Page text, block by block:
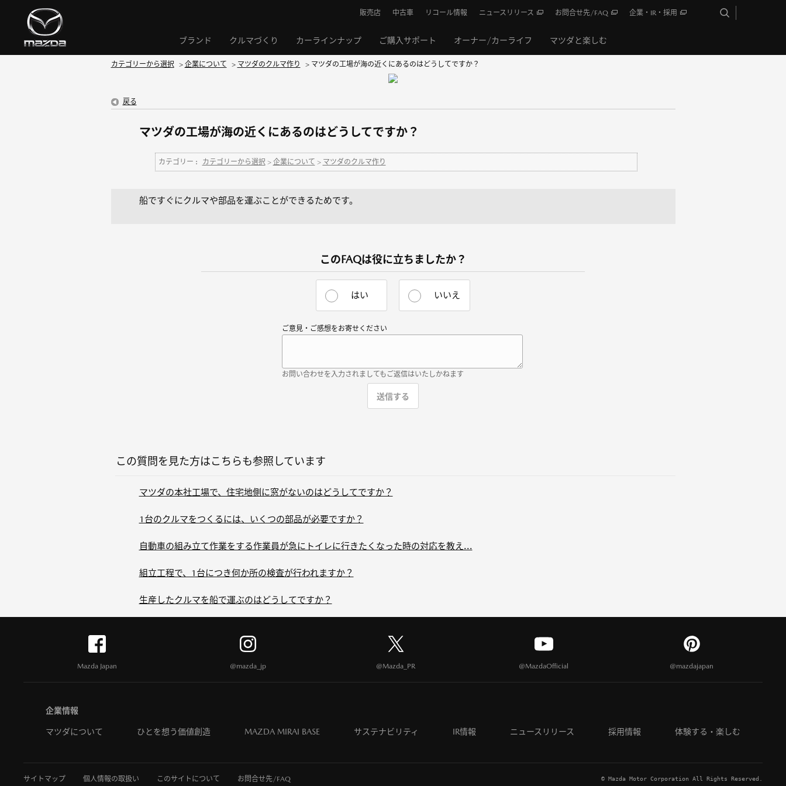
ブランド クルマづくり カーラインナップ ご購入サポート オーナー/カーライフ マツダと楽しむ
販売店 中古車 リコール情報 ニュースリリース お問合せ先/FAQ 企業・IR・採用
カテゴリーから選択 > 企業について > マツダのクルマ作り > マツダの工場が海の近くにあるのはどうしてですか？
戻る
マツダの工場が海の近くにあるのはどうしてですか？
カテゴリー : カテゴリーから選択 > 企業について > マツダのクルマ作り
船ですぐにクルマや部品を運ぶことができるためです。
このFAQは役に立ちましたか？
はい いいえ
ご意見・ご感想をお寄せください
お問い合わせを入力されましてもご返信はいたしかねます
この質問を見た方はこちらも参照しています
マツダの本社工場で、住宅地側に窓がないのはどうしてですか？
1台のクルマをつくるには、いくつの部品が必要ですか？
自動車の組み立て作業をする作業員が急にトイレに行きたくなった時の対応を教え...
組立工程で、1台につき何か所の検査が行われますか？
生産したクルマを船で運ぶのはどうしてですか？
Mazda Japan @mazda_jp @Mazda_PR @MazdaOfficial @mazdajapan
企業情報
マツダについて ひとを想う価値創造 MAZDA MIRAI BASE サステナビリティ IR情報 ニュースリリース 採用情報 体験する・楽しむ
サイトマップ 個人情報の取扱い このサイトについて お問合せ先/FAQ © Mazda Motor Corporation All Rights Reserved.